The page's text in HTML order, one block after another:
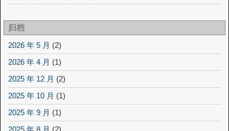
归档
2026 年 5 月 (2)
2026 年 4 月 (1)
2025 年 12 月 (2)
2025 年 10 月 (1)
2025 年 9 月 (1)
2025 年 8 月 (2)